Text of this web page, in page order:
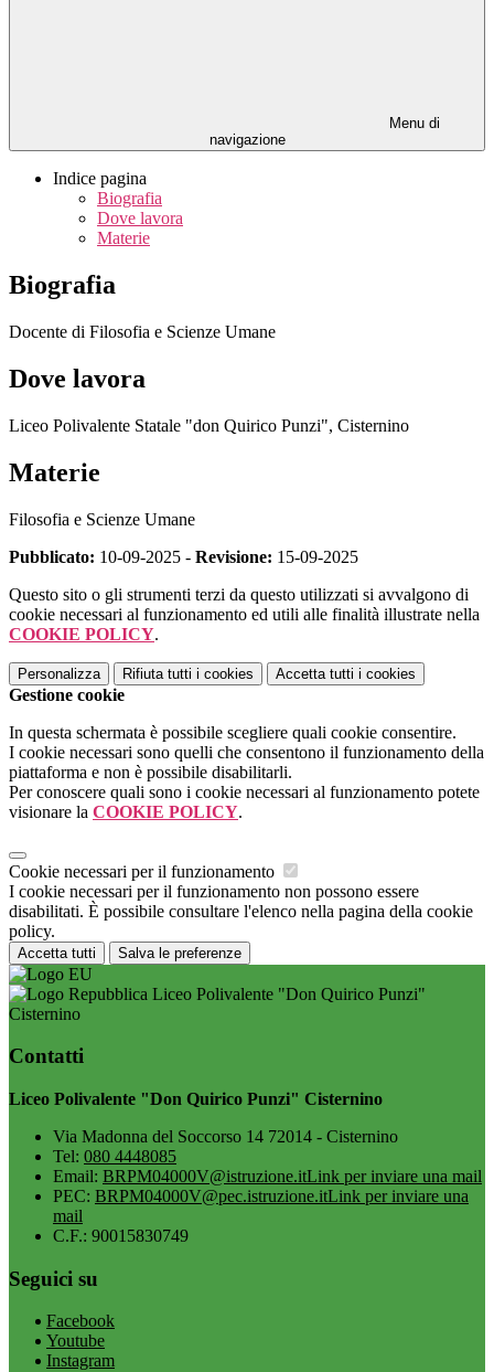
Menu di
navigazione
Indice pagina
Biografia
Dove lavora
Materie
Biografia
Docente di Filosofia e Scienze Umane
Dove lavora
Liceo Polivalente Statale "don Quirico Punzi", Cisternino
Materie
Filosofia e Scienze Umane
Pubblicato: 10-09-2025 - Revisione: 15-09-2025
Questo sito o gli strumenti terzi da questo utilizzati si avvalgono di
cookie necessari al funzionamento ed utili alle finalità illustrate nella
COOKIE POLICY.
Personalizza Rifiuta tutti i cookies Accetta tutti i cookies
Gestione cookie
In questa schermata è possibile scegliere quali cookie consentire.
I cookie necessari sono quelli che consentono il funzionamento della
piattaforma e non è possibile disabilitarli.
Per conoscere quali sono i cookie necessari al funzionamento potete
visionare la COOKIE POLICY.
Cookie necessari per il funzionamento
I cookie necessari per il funzionamento non possono essere
disabilitati. È possibile consultare l'elenco nella pagina della cookie
policy.
Accetta tutti Salva le preferenze
Liceo Polivalente "Don Quirico Punzi"
Cisternino
Contatti
Liceo Polivalente "Don Quirico Punzi" Cisternino
Via Madonna del Soccorso 14 72014 - Cisternino
Tel: 080 4448085
Email: BRPM04000V@istruzione.itLink per inviare una mail
PEC: BRPM04000V@pec.istruzione.itLink per inviare una
mail
C.F.: 90015830749
Seguici su
Facebook
Youtube
Instagram